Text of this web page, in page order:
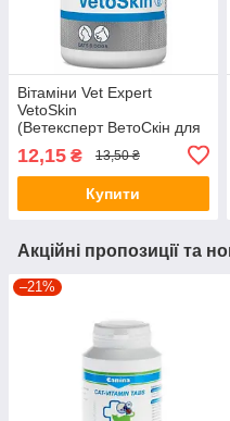
Вітаміни Vet Expert
VetoSkin
(Ветексперт ВетоСкін для
проблемами шкіри) 1
капсула
12,15 ₴ 13,50 ₴
Купити
Акційні пропозиції та
–21%